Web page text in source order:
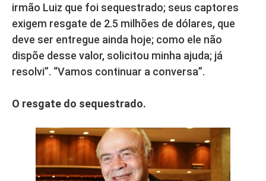
irmão Luiz que foi sequestrado; seus captores
exigem resgate de 2.5 milhões de dólares, que
deve ser entregue ainda hoje; como ele não
dispõe desse valor, solicitou minha ajuda; já
resolvi”. “Vamos continuar a conversa”.
O resgate do sequestrado.